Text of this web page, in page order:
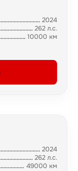
2024
262 л.с.
10000 км
2024
262 л.с.
49000 км